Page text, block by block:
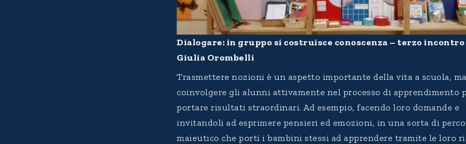
Dialogare: in gruppo si costruisce conoscenza – terzo incontro
Giulia Orombelli
Trasmettere nozioni è un aspetto importante della vita a scuola,
coinvolgere gli alunni attivamente nel processo di apprendimento
portare risultati straordinari. Ad esempio, facendo loro domande e
invitandoli ad esprimere pensieri ed emozioni, in una sorta di
maieutico che porti i bambini stessi ad apprendere tramite le loro